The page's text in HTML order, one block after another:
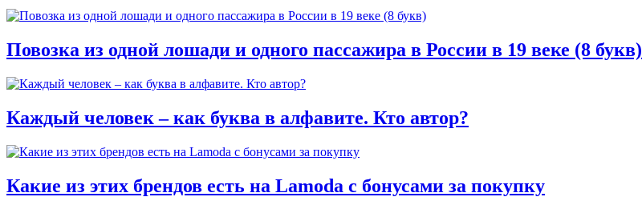
Повозка из одной лошади и одного пассажира в России в 19 веке (8 букв)
Каждый человек – как буква в алфавите. Кто автор?
Какие из этих брендов есть на Lamoda с бонусами за покупку